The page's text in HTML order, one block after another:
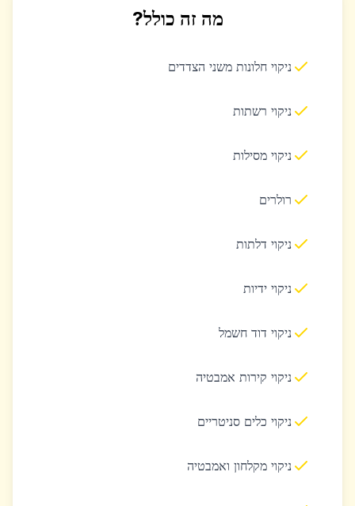
מה זה כולל?
ניקוי חלונות משני הצדדים
ניקוי רשתות
ניקוי מסילות
רולרים
ניקוי דלתות
ניקוי ידיות
ניקוי דוד חשמל
ניקוי קירות אמבטיה
ניקוי כלים סניטריים
ניקוי מקלחון ואמבטיה